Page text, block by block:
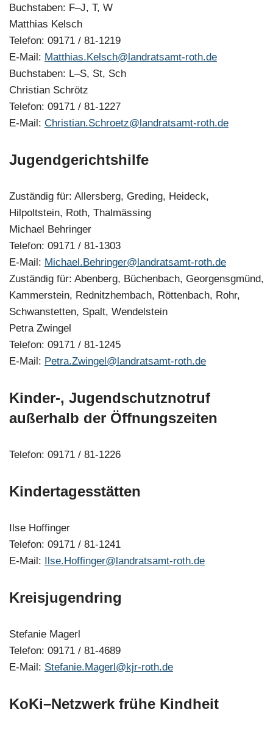
Buchstaben: F–J, T, W
Matthias Kelsch
Telefon: 09171 / 81-1219
E-Mail: Matthias.Kelsch@landratsamt-roth.de
Buchstaben: L–S, St, Sch
Christian Schrötz
Telefon: 09171 / 81-1227
E-Mail: Christian.Schroetz@landratsamt-roth.de
Jugendgerichtshilfe
Zuständig für: Allersberg, Greding, Heideck,
Hilpoltstein, Roth, Thalmässing
Michael Behringer
Telefon: 09171 / 81-1303
E-Mail: Michael.Behringer@landratsamt-roth.de
Zuständig für: Abenberg, Büchenbach, Georgensgmünd,
Kammerstein, Rednitzhembach, Röttenbach, Rohr,
Schwanstetten, Spalt, Wendelstein
Petra Zwingel
Telefon: 09171 / 81-1245
E-Mail: Petra.Zwingel@landratsamt-roth.de
Kinder-, Jugendschutznotruf
außerhalb der Öffnungszeiten
Telefon: 09171 / 81-1226
Kindertagesstätten
Ilse Hoffinger
Telefon: 09171 / 81-1241
E-Mail: Ilse.Hoffinger@landratsamt-roth.de
Kreisjugendring
Stefanie Magerl
Telefon: 09171 / 81-4689
E-Mail: Stefanie.Magerl@kjr-roth.de
KoKi–Netzwerk frühe Kindheit